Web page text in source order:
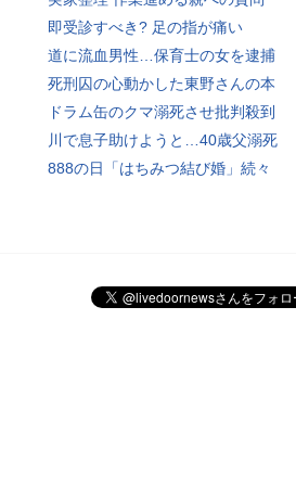
即受診すべき? 足の指が痛い
道に流血男性…保育士の女を逮捕
死刑囚の心動かした東野さんの本
ドラム缶のクマ溺死させ批判殺到
川で息子助けようと…40歳父溺死
888の日「はちみつ結び婚」続々